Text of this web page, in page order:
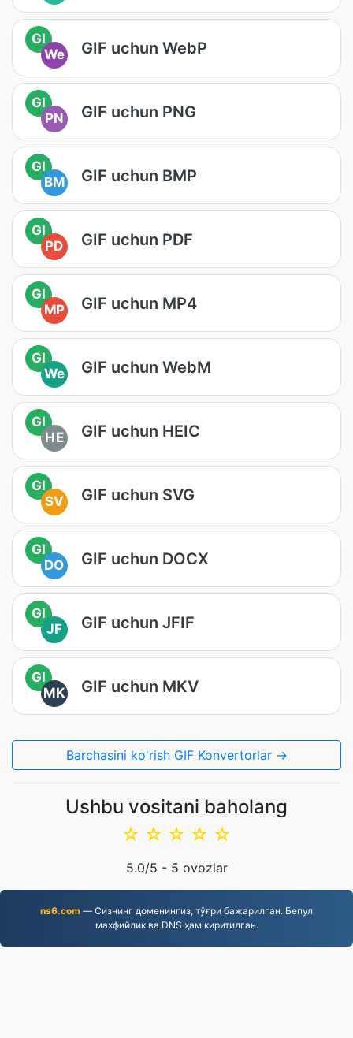
GI
We
GIF uchun WebP
GI
PN
GIF uchun PNG
GI
BM
GIF uchun BMP
GI
PD
GIF uchun PDF
GI
MP
GIF uchun MP4
GI
We
GIF uchun WebM
GI
HE
GIF uchun HEIC
GI
SV
GIF uchun SVG
GI
DO
GIF uchun DOCX
GI
JF
GIF uchun JFIF
GI
MK
GIF uchun MKV
Barchasini ko'rish GIF Konvertorlar →
Ushbu vositani baholang
☆
☆
☆
☆
☆
5.0/5 - 5 ovozlar
ns6.com — Сизнинг доменингиз, тўғри бажарилган. Бепул
махфийлик ва DNS ҳам киритилган.